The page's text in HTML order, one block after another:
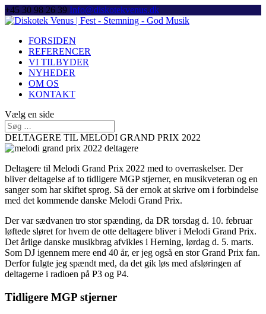
+45 30 98 26 39 Info@diskotekvenus.dk
FORSIDEN
REFERENCER
VI TILBYDER
NYHEDER
OM OS
KONTAKT
Vælg en side
DELTAGERE TIL MELODI GRAND PRIX 2022
Deltagere til Melodi Grand Prix 2022 med to overraskelser. Der
bliver deltagelse af to tidligere MGP stjerner, en musikveteran og en
sanger som har skiftet sprog. Så der ernok at skrive om i forbindelse
med det kommende danske Melodi Grand Prix.
Der var sædvanen tro stor spænding, da DR torsdag d. 10. februar
løftede sløret for hvem de otte deltagere bliver i Melodi Grand Prix.
Det årlige danske musikbrag afvikles i Herning, lørdag d. 5. marts.
Som DJ igennem mere end 40 år, er jeg også en stor Grand Prix fan.
Derfor fulgte jeg spændt med, da det gik løs med afsløringen af
deltagerne i radioen på P3 og P4.
Tidligere MGP stjerner